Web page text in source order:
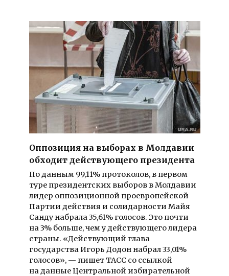
Оппозиция на выборах в Молдавии
обходит действующего президента
По данным 99,11% протоколов, в первом
туре президентских выборов в Молдавии
лидер оппозиционной проевропейской
Партии действия и солидарности Майя
Санду набрала 35,61% голосов. Это почти
на 3% больше, чем у действующего лидера
страны. «Действующий глава
государства Игорь Додон набрал 33,01%
голосов», — пишет ТАСС со ссылкой
на данные Центральной избирательной